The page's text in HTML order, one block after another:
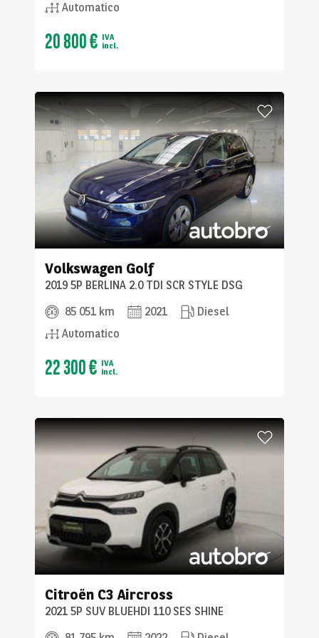
Automatico
20 800 € IVA
incl.
Volkswagen Golf
2019 5P BERLINA 2.0 TDI SCR STYLE DSG
85 051 km
2021
Diesel
Automatico
22 300 € IVA
incl.
Citroën C3 Aircross
2021 5P SUV BLUEHDI 110 SES SHINE